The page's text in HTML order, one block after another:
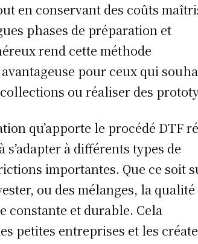
en conservant des coûts
phases de préparation et
rend cette méthode
pour ceux qui
ou réaliser des
qu’apporte le procédé DTF
s’adapter à différents types de
importantes. Que ce soit
ou des mélanges, la qualité
constante et durable. Cela
petites entreprises et les